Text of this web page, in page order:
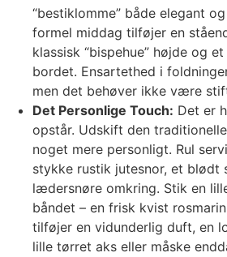
“bestiklomme” både elegant
formel middag tilføjer en
klassisk “bispehue” højde og
bordet. Ensartethed i
men det behøver ikke være
Det Personlige Touch: Det er
opstår. Udskift den
noget mere personligt. Rul
stykke rustik jutesnor, et blødt
lædersnøre omkring. Stik en
båndet – en frisk kvist
tilføjer en vidunderlig duft, en
lille tørret aks eller måske